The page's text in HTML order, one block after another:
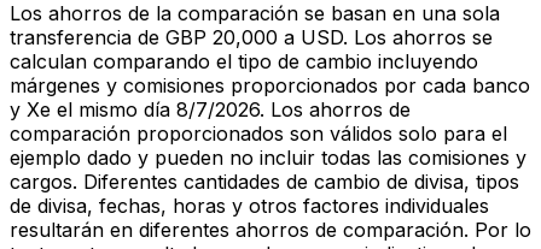
Los ahorros de la comparación se basan en una sola
transferencia de GBP 20,000 a USD. Los ahorros se
calculan comparando el tipo de cambio incluyendo
márgenes y comisiones proporcionados por cada banco
y Xe el mismo día 8/7/2026. Los ahorros de
comparación proporcionados son válidos solo para el
ejemplo dado y pueden no incluir todas las comisiones y
cargos. Diferentes cantidades de cambio de divisa, tipos
de divisa, fechas, horas y otros factores individuales
resultarán en diferentes ahorros de comparación. Por lo